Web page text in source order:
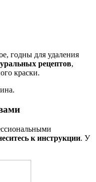
годны для удаления
рецептов,
краски.
к инструкции. У